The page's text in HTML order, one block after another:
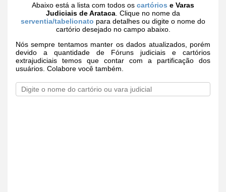
Abaixo está a lista com todos os cartórios e Varas
Judiciais de Arataca . Clique no nome da
serventia/tabelionato para detalhes ou digite o nome do
cartório desejado no campo abaixo.
Nós sempre tentamos manter os dados atualizados, porém
devido a quantidade de Fóruns judiciais e cartórios
extrajudiciais temos que contar com a partificação dos
usuários. Colabore você também.